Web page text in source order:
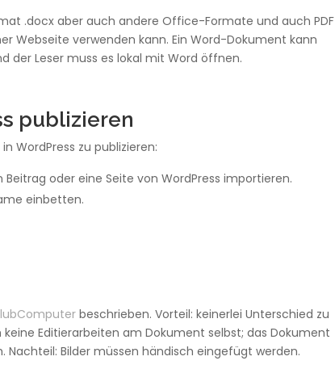
.docx aber auch andere Office-Formate und auch PDF
Webseite verwenden kann. Ein Word-Dokument kann
der Leser muss es lokal mit Word öffnen.
publizieren
WordPress zu publizieren:
oder eine Seite von WordPress importieren.
einbetten.
beschrieben. Vorteil: keinerlei Unterschied zu
Editierarbeiten am Dokument selbst; das Dokument
Bilder müssen händisch eingefügt werden.